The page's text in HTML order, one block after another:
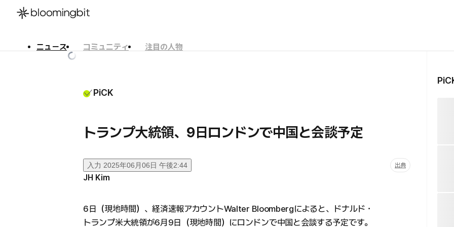
ニュース コミュニティ
注目の人物
PiCK
トランプ大統領、9日ロンドンで中国と会談予定
入力 2025年06月06日 午後2:44 出典
JH Kim
6日（現地時間）、経済速報アカウントWalter Bloombergによると、ドナルド・
トランプ米大統領が6月9日（現地時間）にロンドンで中国と会談する予定です。